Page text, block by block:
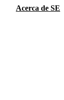
Acerca de SE